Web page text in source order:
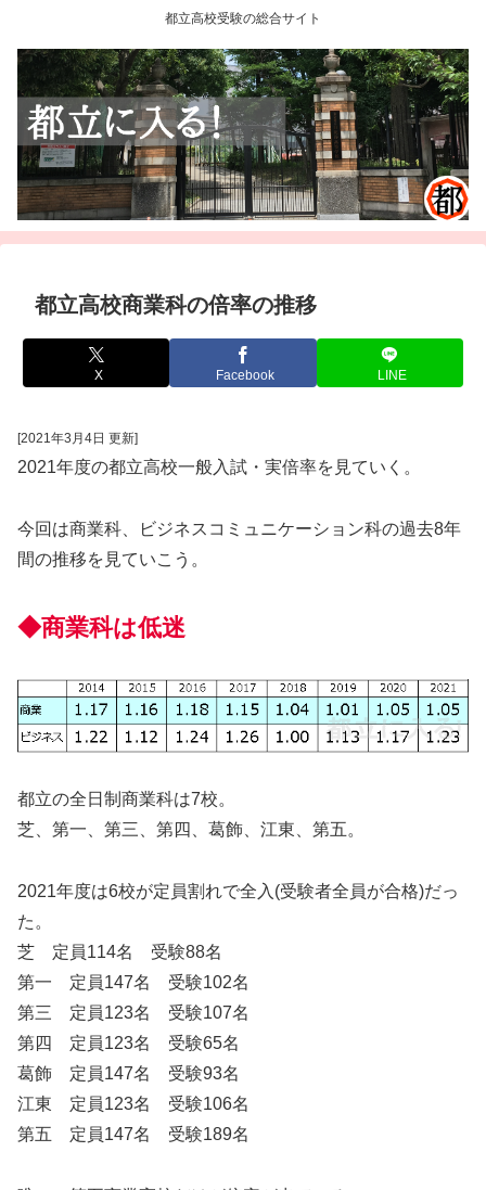
都立高校受験の総合サイト
都立高校商業科の倍率の推移
X Facebook LINE
[2021年3月4日 更新]
2021年度の都立高校一般入試・実倍率を見ていく。
今回は商業科、ビジネスコミュニケーション科の過去8年
間の推移を見ていこう。
◆商業科は低迷
都立の全日制商業科は7校。
芝、第一、第三、第四、葛飾、江東、第五。
2021年度は6校が定員割れで全入(受験者全員が合格)だっ
た。
芝 定員114名 受験88名
第一 定員147名 受験102名
第三 定員123名 受験107名
第四 定員123名 受験65名
葛飾 定員147名 受験93名
江東 定員123名 受験106名
第五 定員147名 受験189名